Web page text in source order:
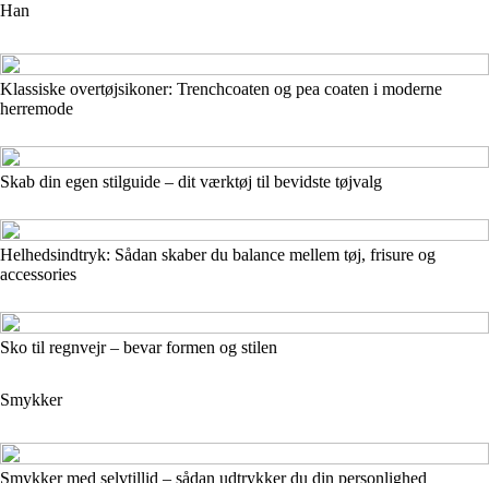
Han
Klassiske overtøjsikoner: Trenchcoaten og pea coaten i moderne
herremode
Skab din egen stilguide – dit værktøj til bevidste tøjvalg
Helhedsindtryk: Sådan skaber du balance mellem tøj, frisure og
accessories
Sko til regnvejr – bevar formen og stilen
Smykker
Smykker med selvtillid – sådan udtrykker du din personlighed